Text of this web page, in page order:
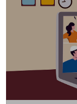
セキュリティ対策